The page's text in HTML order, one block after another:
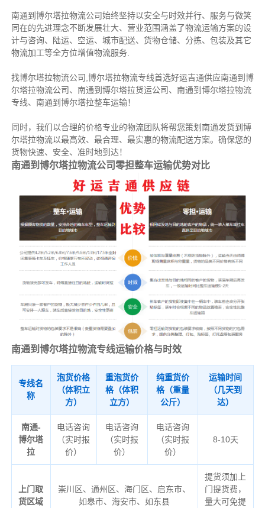
南通到博尔塔拉物流公司始终坚持以安全与时效并行、服务与微笑
同在的先进理念不断发展壮大、营业范围涵盖了物流运输方案的设
计与咨询、陆运、空运、城市配送、货物仓储、分拣、包装及其它
物流加工等全方位增值物流服务.
找博尔塔拉物流公司,博尔塔拉物流专线首选好运吉通供应南通到博
尔塔拉物流公司、南通到博尔塔拉货运公司、南通到博尔塔拉物流
专线、南通到博尔塔拉整车运输！
同时，我们以合理的价格专业的物流团队将帮您策划南通发货到博
尔塔拉物流以最高效、最合理、最实惠的物流配送方案。确保您的
货物快速、安全、准时地到达！
南通到博尔塔拉物流公司零担整车运输优势对比
南通到博尔塔拉物流专线运输价格与时效
专线名
称
泡货价格
（体积立
方）
重泡货价
格（体积
立方）
纯重货价
格（重量
公斤）
运输时间
（几天到
达）
南通-
博尔塔
拉
电话咨询
（实时报
价）
电话咨询
（实时报
价）
电话咨询
（实时报
价）
8-10天
上门取
货区域
崇川区、通州区、海门区、启东市、
如皋市、海安市、如东县
提货须加上
门提货费，
量大可免提